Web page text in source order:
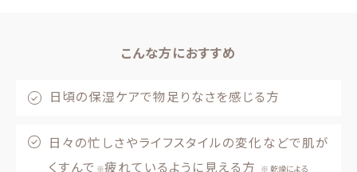
こんな方におすすめ
日頃の保湿ケアで物足りなさを感じる方
日々の忙しさやライフスタイルの変化などで肌が
くすんで ※疲れているように見える方 ※ 乾燥による